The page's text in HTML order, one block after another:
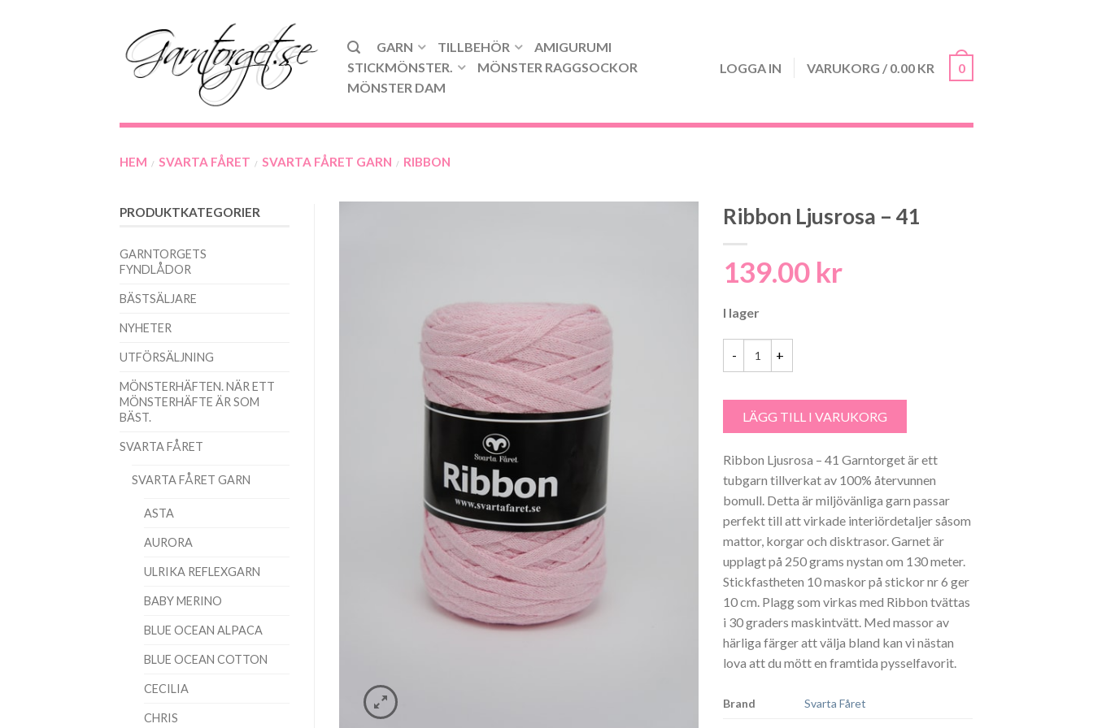
GARN TILLBEHÖR
AMIGURUMI
STICKMÖNSTER.
MÖNSTER RAGGSOCKOR
MÖNSTER DAM
LOGGA IN VARUKORG / 0.00 KR 0
HEM / SVARTA FÅRET / SVARTA FÅRET GARN / RIBBON
PRODUKTKATEGORIER
GARNTORGETS
FYNDLÅDOR
BÄSTSÄLJARE
NYHETER
UTFÖRSÄLJNING
MÖNSTERHÄFTEN. NÄR ETT
MÖNSTERHÄFTE ÄR SOM
BÄST.
SVARTA FÅRET
SVARTA FÅRET GARN
ASTA
AURORA
ULRIKA REFLEXGARN
BABY MERINO
BLUE OCEAN ALPACA
BLUE OCEAN COTTON
CECILIA
CHRIS
Ribbon Ljusrosa – 41
139.00 kr
I lager
LÄGG TILL I VARUKORG
Ribbon Ljusrosa – 41 Garntorget är ett
tubgarn tillverkat av 100% återvunnen
bomull. Detta är miljövänliga garn passar
perfekt till att virkade interiördetaljer såsom
mattor, korgar och disktrasor. Garnet är
upplagt på 250 grams nystan om 130 meter.
Stickfastheten 10 maskor på stickor nr 6 ger
10 cm. Plagg som virkas med Ribbon tvättas
i 30 graders maskintvätt. Med massor av
härliga färger att välja bland kan vi nästan
lova att du mött en framtida pysselfavorit.
Brand Svarta Fåret